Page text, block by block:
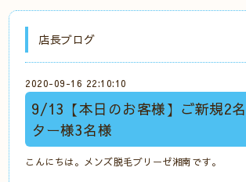
店長ブログ
2020-09-16 22:10:10
9/13【本日のお客様】ご新規2
ター様3名様
こんにちは。メンズ脱毛ブリーゼ湘南です。